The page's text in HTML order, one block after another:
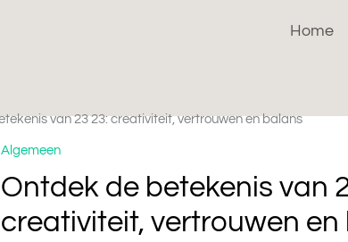
Home
Algemeen
Ontdek de betekenis van
creativiteit, vertrouwen en